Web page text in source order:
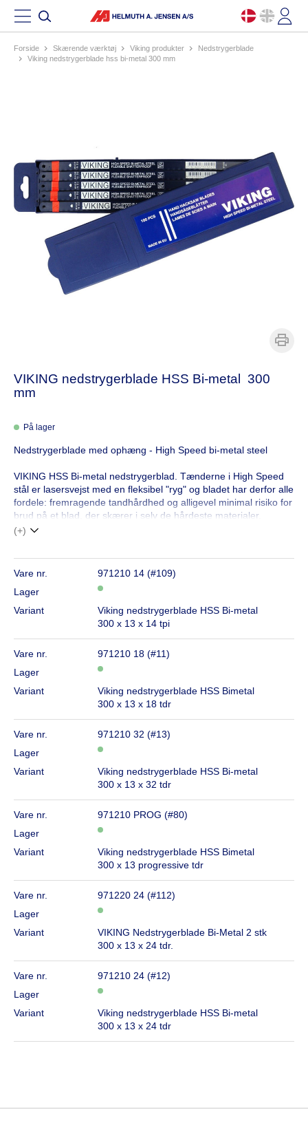
Forside skærende værktøj viking produkter
nedstrygerblade
viking nedstrygerblade hss bi-metal 300 mm
VIKING nedstrygerblade HSS Bi-metal 300
mm
På lager
Nedstrygerblade med ophæng - High Speed bi-metal steel
VIKING HSS Bi-metal nedstrygerblad. Tænderne i High Speed
stål er lasersvejst med en fleksibel "ryg" og bladet har derfor alle
fordele: fremragende tandhårdhed og alligevel minimal risiko for
brud på et blad, der skærer i selv de hårdeste materialer.
(+)
Vare nr.
971210 14 (#109)
Lager
Variant
Viking nedstrygerblade HSS Bi-metal
300 x 13 x 14 tpi
Vare nr.
971210 18 (#11)
Lager
Variant
Viking nedstrygerblade HSS Bimetal
300 x 13 x 18 tdr
Vare nr.
971210 32 (#13)
Lager
Variant
Viking nedstrygerblade HSS Bi-metal
300 x 13 x 32 tdr
Vare nr.
971210 PROG (#80)
Lager
Variant
Viking nedstrygerblade HSS Bimetal
300 x 13 progressive tdr
Vare nr.
971220 24 (#112)
Lager
Variant
VIKING Nedstrygerblade Bi-Metal 2 stk
300 x 13 x 24 tdr.
Vare nr.
971210 24 (#12)
Lager
Variant
Viking nedstrygerblade HSS Bi-metal
300 x 13 x 24 tdr